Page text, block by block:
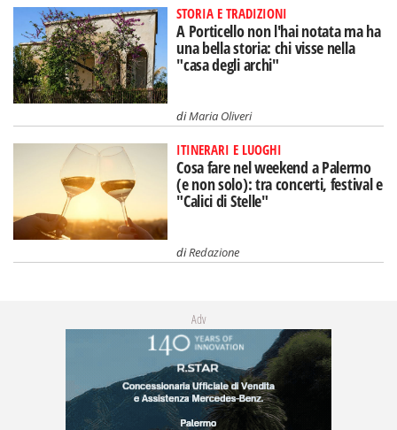
STORIA E TRADIZIONI
A Porticello non l'hai notata ma ha
una bella storia: chi visse nella
"casa degli archi"
diMaria Oliveri
ITINERARI E LUOGHI
Cosa fare nel weekend a Palermo
(e non solo): tra concerti, festival e
"Calici di Stelle"
diRedazione
Adv